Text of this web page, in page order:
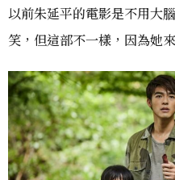
以前朱延平的電影是不用大
笑，但這部不一樣，因為她